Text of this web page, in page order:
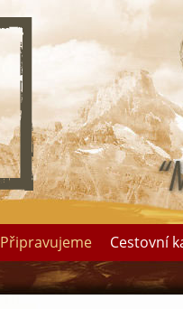
Připravujeme Cestovní